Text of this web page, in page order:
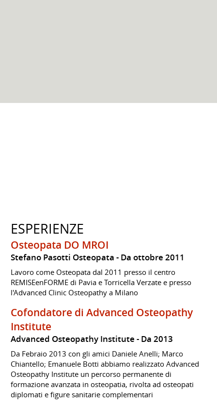
ESPERIENZE
Osteopata DO MROI
Stefano Pasotti Osteopata Da ottobre 2011
Lavoro come Osteopata dal 2011 presso il centro
REMISEenFORME di Pavia e Torricella Verzate e presso
l'Advanced Clinic Osteopathy a Milano
Cofondatore di Advanced Osteopathy
Institute
Advanced Osteopathy Institute Da 2013
Da Febraio 2013 con gli amici Daniele Anelli; Marco
Chiantello; Emanuele Botti abbiamo realizzato Advanced
Osteopathy Institute un percorso permanente di
formazione avanzata in osteopatia, rivolta ad osteopati
diplomati e figure sanitarie complementari